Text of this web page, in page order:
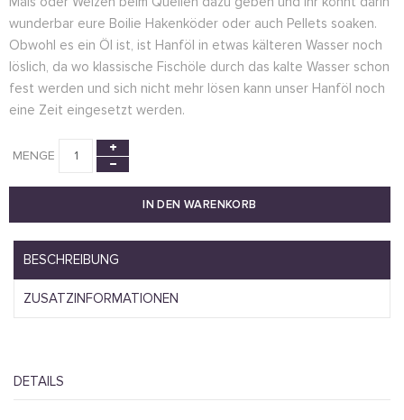
wunderbar eure Boilie Hakenköder oder auch Pellets soaken.
Obwohl es ein Öl ist, ist Hanföl in etwas kälteren Wasser noch
löslich, da wo klassische Fischöle durch das kalte Wasser schon
fest werden und sich nicht mehr lösen kann unser Hanföl noch
eine Zeit eingesetzt werden.
MENGE
IN DEN WARENKORB
BESCHREIBUNG
ZUSATZINFORMATIONEN
DETAILS